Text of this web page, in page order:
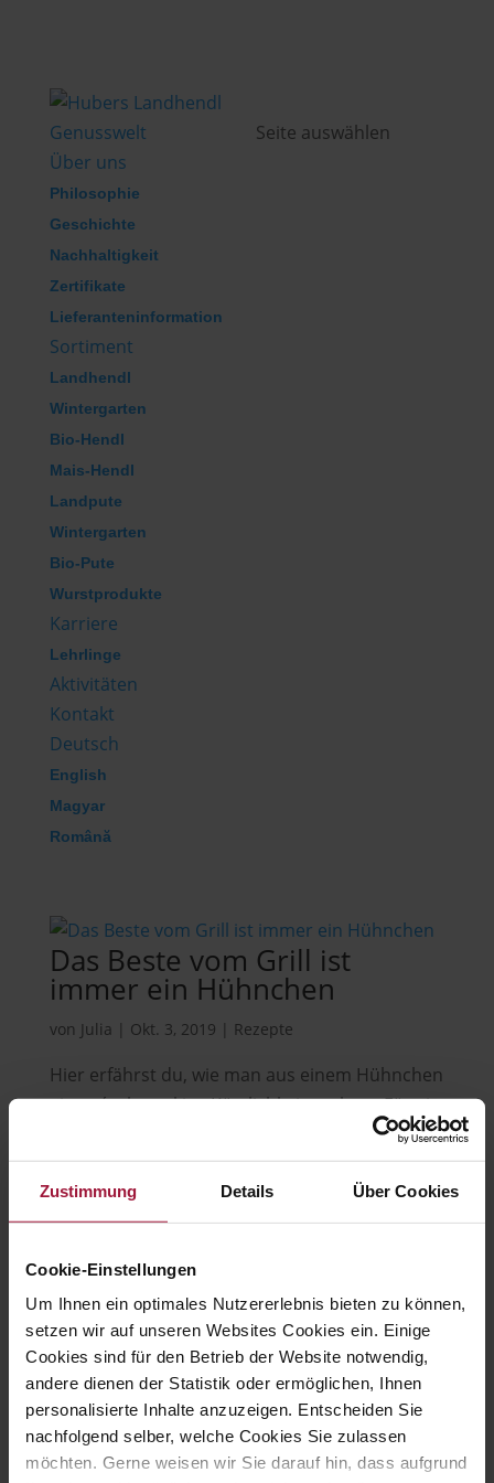
Zustimmung Details Über Cookies
Cookie-Einstellungen
Um Ihnen ein optimales Nutzererlebnis bieten zu können,
setzen wir auf unseren Websites Cookies ein. Einige
Cookies sind für den Betrieb der Website notwendig,
andere dienen der Statistik oder ermöglichen, Ihnen
personalisierte Inhalte anzuzeigen. Entscheiden Sie
nachfolgend selber, welche Cookies Sie zulassen
möchten. Gerne weisen wir Sie darauf hin, dass aufgrund
Genusswelt
Über uns
Philosophie
Geschichte
Nachhaltigkeit
Zertifikate
Lieferanteninformation
Sortiment
Landhendl
Wintergarten
Bio-Hendl
Mais-Hendl
Landpute
Wintergarten
Bio-Pute
Wurstprodukte
Karriere
Lehrlinge
Aktivitäten
Kontakt
Deutsch
English
Magyar
Română
Seite auswählen
Das Beste vom Grill ist
immer ein Hühnchen
von Julia | Okt. 3, 2019 | Rezepte
Hier erfährst du, wie man aus einem Hühnchen
eine g´schmackige Köstlichkeit zaubert. Für ein
Knuspriges Hühnchen am Spieß folge einfach
unserem Rezept. Dazu benötigst du nicht mehr
als 8 Zutaten, es geht ruckzuck und Beilagen
sind so gut wie schon dabei. Zutaten: 500...
Hubers Landhendl GmbH
